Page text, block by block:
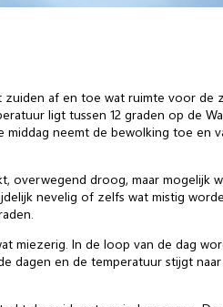
zuiden af en toe wat ruimte voor
ligt tussen 12 graden op de
neemt de bewolking toe en
overwegend droog, maar mogelijk
nevelig of zelfs wat mistig
miezerig. In de loop van de dag
dagen en de temperatuur stijgt